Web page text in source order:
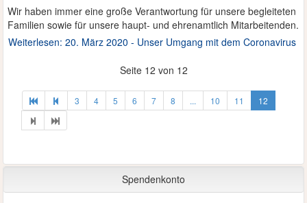
Wir haben immer eine große Verantwortung für unsere begleiteten
Familien sowie für unsere haupt- und ehrenamtlich Mitarbeitenden.
Weiterlesen: 20. März 2020 - Unser Umgang mit dem Coronavirus
Seite 12 von 12
3 4 5 6 7 8 ... 10 11 12
Spendenkonto